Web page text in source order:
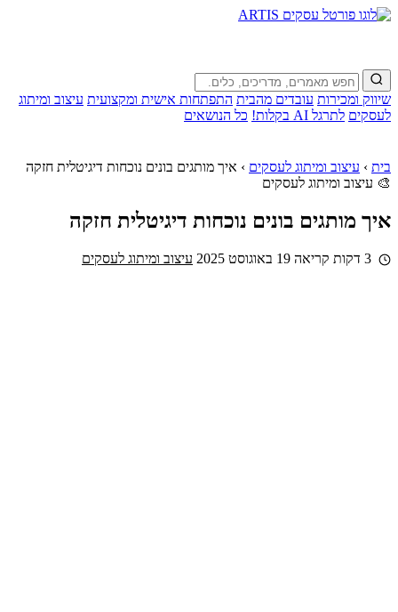
שיווק ומכירות עובדים מהבית התפתחות אישית ומקצועית עיצוב ומיתוג
לעסקים לתרגל AI בקלות! כל הנושאים
בית › עיצוב ומיתוג לעסקים › איך מותגים בונים נוכחות דיגיטלית חזקה
🎨 עיצוב ומיתוג לעסקים
איך מותגים בונים נוכחות דיגיטלית חזקה
19 באוגוסט 2025 עיצוב ומיתוג לעסקים